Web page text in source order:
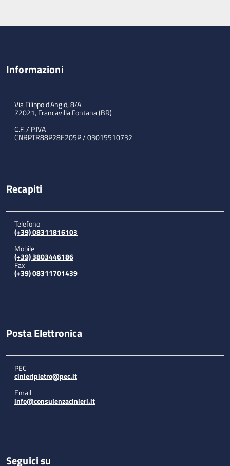
Informazioni
Via Filippo d'Angiò, 8/A
72021, Francavilla Fontana (BR)
C.F. / P.IVA
CNRPTR88P28E205P / 03015510732
Recapiti
Telefono
(+39) 08311816103
Mobile
(+39) 3803446186
Fax
(+39) 08311701439
Posta Elettronica
PEC
cinieripietro@pec.it
Email
info@consulenzacinieri.it
Seguici su